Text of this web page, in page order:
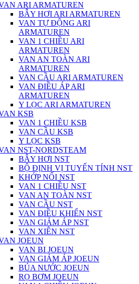
ARI ARMATUREN
BẪY HƠI ARI ARMATUREN
VAN TỰ ĐỘNG ARI
ARMATUREN
VAN 1 CHIỀU ARI
ARMATUREN
VAN AN TOÀN ARI
ARMATUREN
VAN CẦU ARI ARMATUREN
VAN ĐIỀU ÁP ARI
ARMATUREN
Y LỌC ARI ARMATUREN
KSB
VAN 1 CHIỀU KSB
VAN CẦU KSB
Y LỌC KSB
NST-NORDSTEAM
BẪY HƠI NST
BỘ ĐỊNH VỊ TUYẾN TÍNH NST
KHỚP NỐI NST
VAN 1 CHIỀU NST
VAN AN TOÀN NST
VAN CẦU NST
VAN ĐIỀU KHIỂN NST
VAN GIẢM ÁP NST
VAN XIÊN NST
JOEUN
VAN BI JOEUN
VAN GIẢM ÁP JOEUN
BÚA NƯỚC JOEUN
RỌ BƠM JOEUN